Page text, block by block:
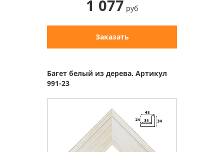
1 077 руб
Заказать
Багет белый из дерева. Артикул
991-23